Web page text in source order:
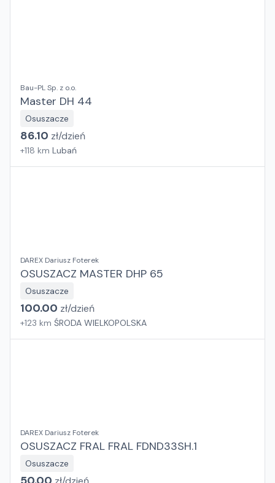
Bau-PL Sp. z o.o.
Master DH 44
Osuszacze
86.10 zł/dzień
+118 km Lubań
DAREX Dariusz Foterek
OSUSZACZ MASTER DHP 65
Osuszacze
100.00 zł/dzień
+123 km ŚRODA WIELKOPOLSKA
DAREX Dariusz Foterek
OSUSZACZ FRAL FRAL FDND33SH.1
Osuszacze